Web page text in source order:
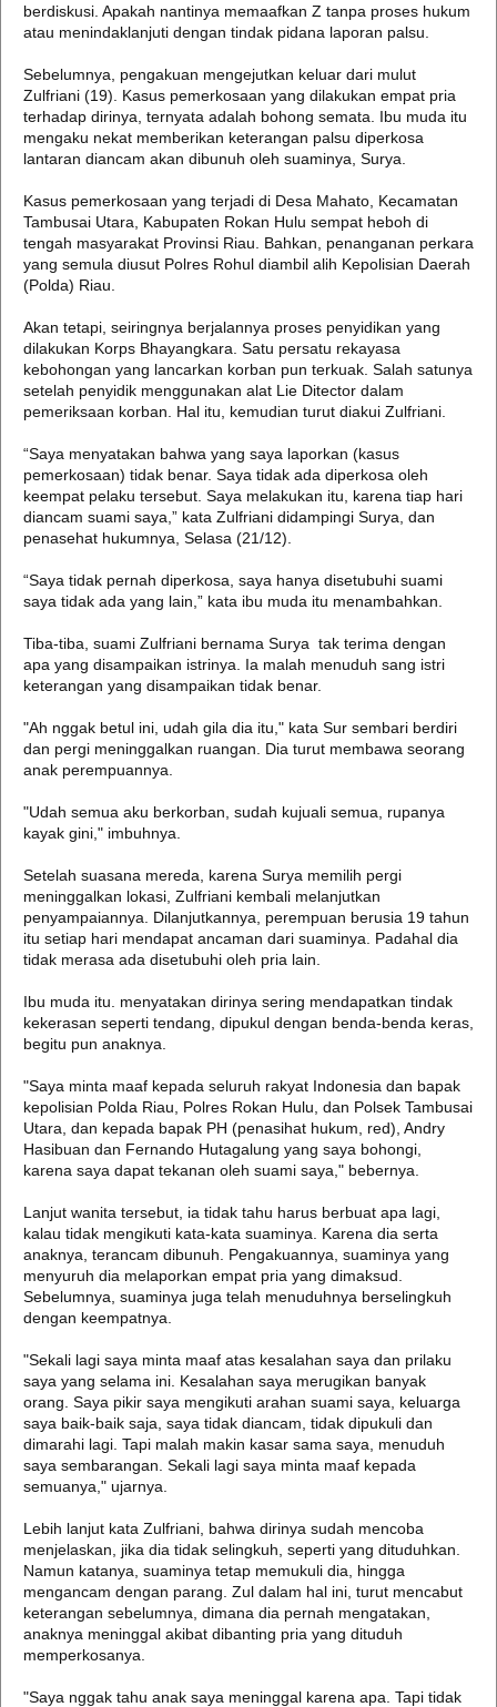
berdiskusi. Apakah nantinya memaafkan Z tanpa proses hukum
atau menindaklanjuti dengan tindak pidana laporan palsu.
Sebelumnya, pengakuan mengejutkan keluar dari mulut
Zulfriani (19). Kasus pemerkosaan yang dilakukan empat pria
terhadap dirinya, ternyata adalah bohong semata. Ibu muda itu
mengaku nekat memberikan keterangan palsu diperkosa
lantaran diancam akan dibunuh oleh suaminya, Surya.
Kasus pemerkosaan yang terjadi di Desa Mahato, Kecamatan
Tambusai Utara, Kabupaten Rokan Hulu sempat heboh di
tengah masyarakat Provinsi Riau. Bahkan, penanganan perkara
yang semula diusut Polres Rohul diambil alih Kepolisian Daerah
(Polda) Riau.
Akan tetapi, seiringnya berjalannya proses penyidikan yang
dilakukan Korps Bhayangkara. Satu persatu rekayasa
kebohongan yang lancarkan korban pun terkuak. Salah satunya
setelah penyidik menggunakan alat Lie Ditector dalam
pemeriksaan korban. Hal itu, kemudian turut diakui Zulfriani.
“Saya menyatakan bahwa yang saya laporkan (kasus
pemerkosaan) tidak benar. Saya tidak ada diperkosa oleh
keempat pelaku tersebut. Saya melakukan itu, karena tiap hari
diancam suami saya,” kata Zulfriani didampingi Surya, dan
penasehat hukumnya, Selasa (21/12).
“Saya tidak pernah diperkosa, saya hanya disetubuhi suami
saya tidak ada yang lain,” kata ibu muda itu menambahkan.
Tiba-tiba, suami Zulfriani bernama Surya tak terima dengan
apa yang disampaikan istrinya. Ia malah menuduh sang istri
keterangan yang disampaikan tidak benar.
"Ah nggak betul ini, udah gila dia itu," kata Sur sembari berdiri
dan pergi meninggalkan ruangan. Dia turut membawa seorang
anak perempuannya.
"Udah semua aku berkorban, sudah kujuali semua, rupanya
kayak gini," imbuhnya.
Setelah suasana mereda, karena Surya memilih pergi
meninggalkan lokasi, Zulfriani kembali melanjutkan
penyampaiannya. Dilanjutkannya, perempuan berusia 19 tahun
itu setiap hari mendapat ancaman dari suaminya. Padahal dia
tidak merasa ada disetubuhi oleh pria lain.
Ibu muda itu. menyatakan dirinya sering mendapatkan tindak
kekerasan seperti tendang, dipukul dengan benda-benda keras,
begitu pun anaknya.
"Saya minta maaf kepada seluruh rakyat Indonesia dan bapak
kepolisian Polda Riau, Polres Rokan Hulu, dan Polsek Tambusai
Utara, dan kepada bapak PH (penasihat hukum, red), Andry
Hasibuan dan Fernando Hutagalung yang saya bohongi,
karena saya dapat tekanan oleh suami saya," bebernya.
Lanjut wanita tersebut, ia tidak tahu harus berbuat apa lagi,
kalau tidak mengikuti kata-kata suaminya. Karena dia serta
anaknya, terancam dibunuh. Pengakuannya, suaminya yang
menyuruh dia melaporkan empat pria yang dimaksud.
Sebelumnya, suaminya juga telah menuduhnya berselingkuh
dengan keempatnya.
"Sekali lagi saya minta maaf atas kesalahan saya dan prilaku
saya yang selama ini. Kesalahan saya merugikan banyak
orang. Saya pikir saya mengikuti arahan suami saya, keluarga
saya baik-baik saja, saya tidak diancam, tidak dipukuli dan
dimarahi lagi. Tapi malah makin kasar sama saya, menuduh
saya sembarangan. Sekali lagi saya minta maaf kepada
semuanya," ujarnya.
Lebih lanjut kata Zulfriani, bahwa dirinya sudah mencoba
menjelaskan, jika dia tidak selingkuh, seperti yang dituduhkan.
Namun katanya, suaminya tetap memukuli dia, hingga
mengancam dengan parang. Zul dalam hal ini, turut mencabut
keterangan sebelumnya, dimana dia pernah mengatakan,
anaknya meninggal akibat dibanting pria yang dituduh
memperkosanya.
"Saya nggak tahu anak saya meninggal karena apa. Tapi tidak